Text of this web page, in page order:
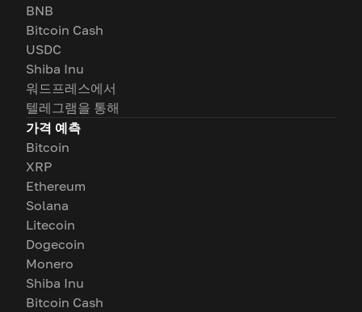
BNB
Bitcoin Cash
USDC
Shiba Inu
워드프레스에서
텔레그램을 통해
가격 예측
Bitcoin
XRP
Ethereum
Solana
Litecoin
Dogecoin
Monero
Shiba Inu
Bitcoin Cash